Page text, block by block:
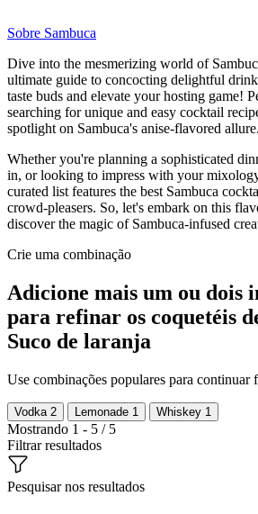
Sobre Sambuca
Dive into the mesmerizing world of
ultimate guide to concocting delightful
taste buds and elevate your hosting game!
searching for unique and easy cocktail
spotlight on Sambuca's anise-flavored allure.
Whether you're planning a sophisticated
in, or looking to impress with your
curated list features the best Sambuca
crowd-pleasers. So, let's embark on this
discover the magic of Sambuca-infused
Crie uma combinação
Adicione mais um ou dois
para refinar os coquetéis
Suco de laranja
Use combinações populares para continuar
Vodka 2 Lemonade 1 Whiskey 1
Mostrando 1 - 5 / 5
Filtrar resultados
Pesquisar nos resultados